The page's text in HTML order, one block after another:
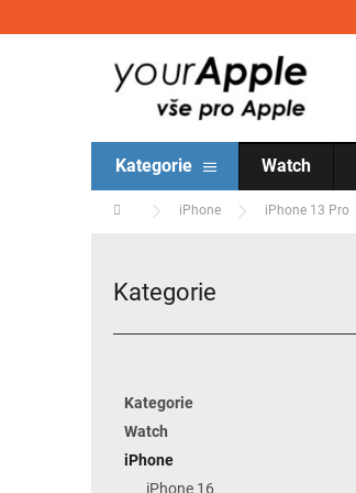
Kategorie Watch
Domů iPhone iPhone 13 Pro
Přeskočit kategorie
Kategorie
Kategorie
Watch
iPhone
iPhone 16